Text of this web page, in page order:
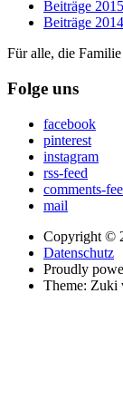
Beiträge 2015
Beiträge 2014
Für alle, die
Folge uns
facebook
pinterest
instagram
rss-feed
comments-
mail
Copyright ©
Datenschutz
Proudly
Theme: Zuki